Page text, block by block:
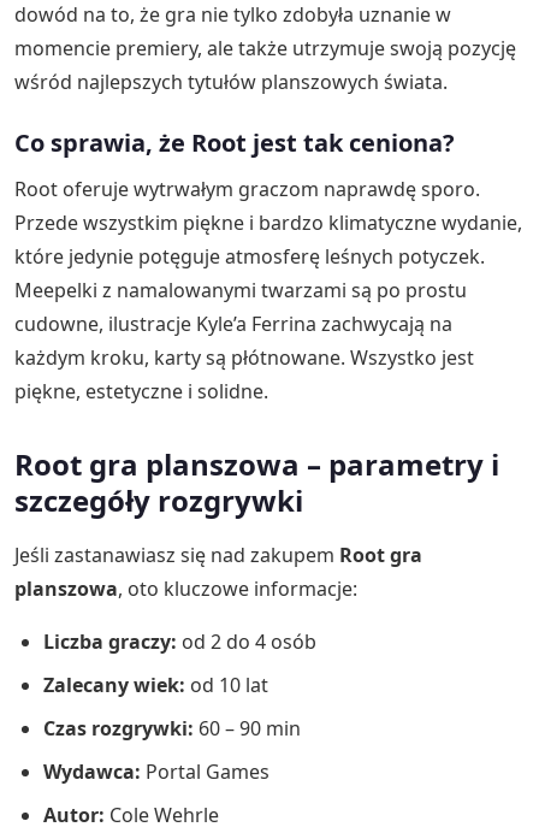
dowód na to, że gra nie tylko zdobyła uznanie w
momencie premiery, ale także utrzymuje swoją pozycję
wśród najlepszych tytułów planszowych świata.
Co sprawia, że Root jest tak ceniona?
Root oferuje wytrwałym graczom naprawdę sporo.
Przede wszystkim piękne i bardzo klimatyczne wydanie,
które jedynie potęguje atmosferę leśnych potyczek.
Meepelki z namalowanymi twarzami są po prostu
cudowne, ilustracje Kyle’a Ferrina zachwycają na
każdym kroku, karty są płótnowane. Wszystko jest
piękne, estetyczne i solidne.
Root gra planszowa – parametry i
szczegóły rozgrywki
Jeśli zastanawiasz się nad zakupem Root gra
planszowa, oto kluczowe informacje:
Liczba graczy: od 2 do 4 osób
Zalecany wiek: od 10 lat
Czas rozgrywki: 60 – 90 min
Wydawca: Portal Games
Autor: Cole Wehrle